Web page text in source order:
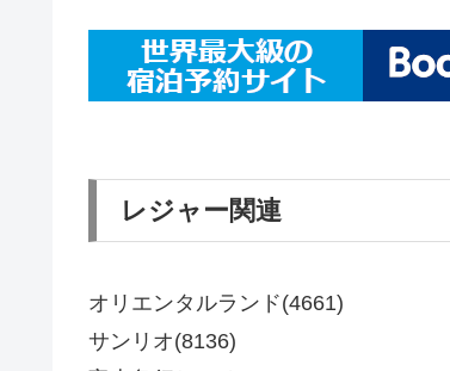
レジャー関連
オリエンタルランド(4661)
サンリオ(8136)